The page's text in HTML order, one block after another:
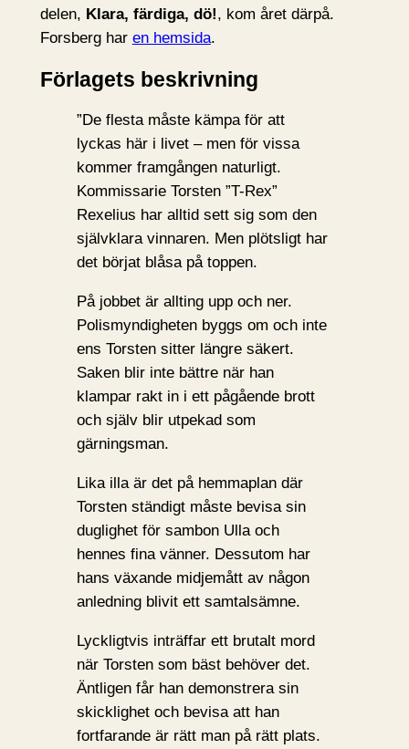
delen, Klara, färdiga, dö!, kom året därpå.
Forsberg har en hemsida.
Förlagets beskrivning
”De flesta måste kämpa för att
lyckas här i livet – men för vissa
kommer framgången naturligt.
Kommissarie Torsten ”T-Rex”
Rexelius har alltid sett sig som den
självklara vinnaren. Men plötsligt har
det börjat blåsa på toppen.
På jobbet är allting upp och ner.
Polismyndigheten byggs om och inte
ens Torsten sitter längre säkert.
Saken blir inte bättre när han
klampar rakt in i ett pågående brott
och själv blir utpekad som
gärningsman.
Lika illa är det på hemmaplan där
Torsten ständigt måste bevisa sin
duglighet för sambon Ulla och
hennes fina vänner. Dessutom har
hans växande midjemått av någon
anledning blivit ett samtalsämne.
Lyckligtvis inträffar ett brutalt mord
när Torsten som bäst behöver det.
Äntligen får han demonstrera sin
skicklighet och bevisa att han
fortfarande är rätt man på rätt plats.